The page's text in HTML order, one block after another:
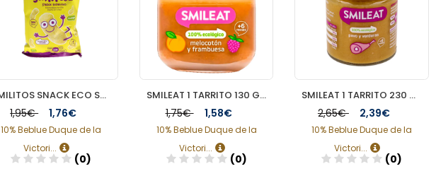
SMILITOS SNACK ECO SMILEAT 1 BOLSA 38 G
1,95€ 1,76€
10% Beblue Duque de la
Victori...
(0)
SMILEAT 1 TARRITO 130 G SABOR MELOCOTON Y FRAMBUESA
1,75€ 1,58€
10% Beblue Duque de la
Victori...
(0)
SMILEAT 1 TARRITO 230 G SABOR PAVO Y VERDURA
2,65€ 2,39€
10% Beblue Duque de la
Victori...
(0)